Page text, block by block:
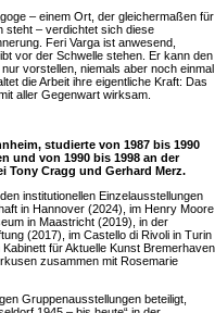
– einem Ort, der gleichermaßen für
steht – verdichtet sich diese
Feri Varga ist anwesend,
vor der Schwelle stehen. Er kann den
vorstellen, niemals aber noch einmal
die Arbeit ihre eigentliche Kraft: Das
aller Gegenwart wirksam.
studierte von 1987 bis 1990
und von 1990 bis 1998 an der
Tony Cragg und Gerhard Merz.
institutionellen Einzelausstellungen
in Hannover (2024), im Henry Moore
in Maastricht (2019), in der
(2017), im Castello di Rivoli in Turin
für Aktuelle Kunst Bremerhaven
zusammen mit Rosemarie
Gruppenausstellungen beteiligt,